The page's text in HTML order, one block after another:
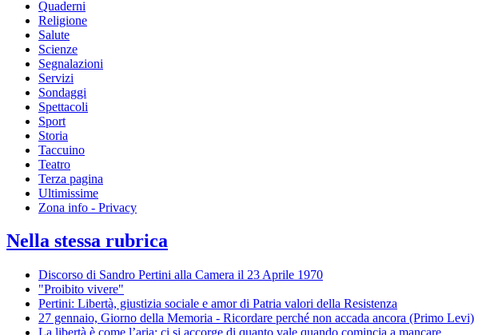
Quaderni
Religione
Salute
Scienze
Segnalazioni
Servizi
Sondaggi
Spettacoli
Sport
Storia
Taccuino
Teatro
Terza pagina
Ultimissime
Zona info - Privacy
Nella stessa rubrica
Discorso di Sandro Pertini alla Camera il 23 Aprile 1970
"Proibito vivere"
Pertini: Libertà, giustizia sociale e amor di Patria valori della Resistenza
27 gennaio, Giorno della Memoria - Ricordare perché non accada ancora (Primo Levi)